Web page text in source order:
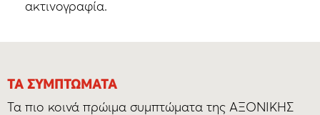
ακτινογραφία.
ΤΑ ΣΥΜΠΤΏΜΑΤΑ
Τα πιο κοινά πρώιμα συμπτώματα της ΑΞΟΝΙΚΗΣ